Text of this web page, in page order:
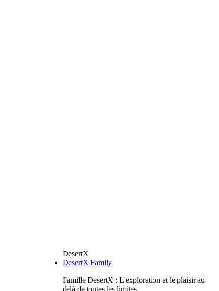
DesertX
DesertX Family
Famille DesertX : L'exploration et le plaisir au-
delà de toutes les limites.